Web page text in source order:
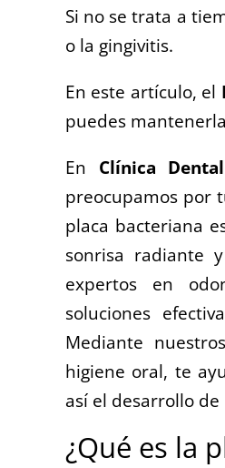
Si no se trata a
o la gingivitis.
En este artículo, el
puedes
En Clínica
preocupamos por
placa bacteriana
sonrisa radiante
expertos en
soluciones
Mediante
higiene oral, te
así el desarrollo
¿Qué es la